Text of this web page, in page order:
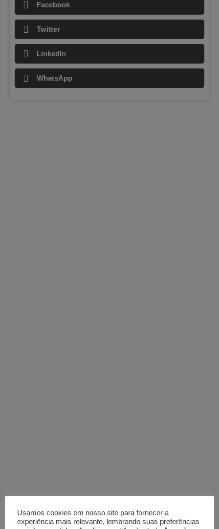
Facebook
Twitter
LinkedIn
WhatsApp
Usamos cookies em nosso site para fornecer a
experiência mais relevante, lembrando suas preferências